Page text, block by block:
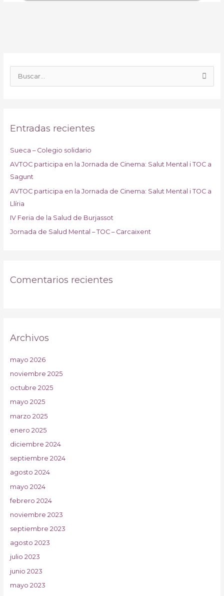
a
p
o
r
:
Entradas recientes
Sueca – Colegio solidario
AVTOC participa en la Jornada de Cinema: Salut Mental i TOC a
Sagunt
AVTOC participa en la Jornada de Cinema: Salut Mental i TOC a
Llíria
IV Feria de la Salud de Burjassot
Jornada de Salud Mental – TOC – Carcaixent
Comentarios recientes
Archivos
mayo 2026
noviembre 2025
octubre 2025
mayo 2025
marzo 2025
enero 2025
diciembre 2024
septiembre 2024
agosto 2024
mayo 2024
febrero 2024
noviembre 2023
septiembre 2023
agosto 2023
julio 2023
junio 2023
mayo 2023